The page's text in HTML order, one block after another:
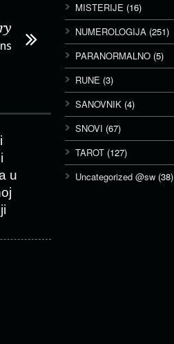
u
MISTERIJE (16)
NUMEROLOGIJA (251)
PARANORMALNO (5)
RUNE (3)
SANOVNIK (4)
SNOVI (67)
TAROT (127)
Uncategorized @sw (38)